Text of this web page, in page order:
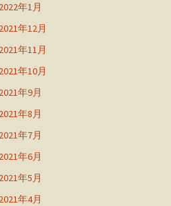
2022年1月
2021年12月
2021年11月
2021年10月
2021年9月
2021年8月
2021年7月
2021年6月
2021年5月
2021年4月